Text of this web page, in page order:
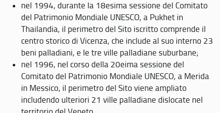
nel 1994, durante la 18esima sessione del Comitato
del Patrimonio Mondiale UNESCO, a Pukhet in
Thailandia, il perimetro del Sito iscritto comprende il
centro storico di Vicenza, che include al suo interno 23
beni palladiani, e le tre ville palladiane suburbane;
nel 1996, nel corso della 20eima sessione del
Comitato del Patrimonio Mondiale UNESCO, a Merida
in Messico, il perimetro del Sito viene ampliato
includendo ulteriori 21 ville palladiane dislocate nel